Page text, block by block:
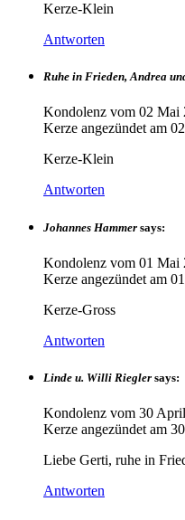
Kerze-Klein
Antworten
Ruhe in Frieden, Andrea
Kondolenz vom 02 Mai
Kerze angezündet am
Kerze-Klein
Antworten
Johannes Hammer says:
Kondolenz vom 01 Mai
Kerze angezündet am
Kerze-Gross
Antworten
Linde u. Willi Riegler says:
Kondolenz vom 30
Kerze angezündet am
Liebe Gerti, ruhe in
Antworten